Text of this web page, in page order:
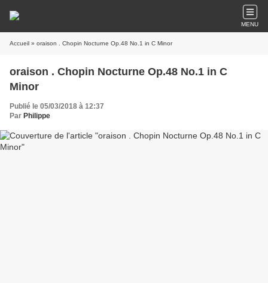
MENU
Accueil » oraison . Chopin Nocturne Op.48 No.1 in C Minor
oraison . Chopin Nocturne Op.48 No.1 in C
Minor
Publié le 05/03/2018 à 12:37
Par Philippe